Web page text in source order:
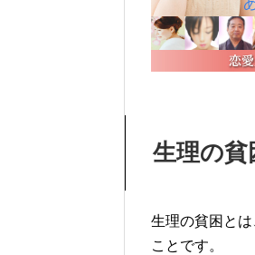
生理の貧
生理の貧困と
ことです。